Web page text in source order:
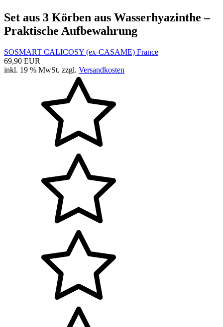
Set aus 3 Körben aus Wasserhyazinthe –
Praktische Aufbewahrung
SOSMART CALICOSY (ex-CASAME) France
69,90 EUR
inkl. 19 % MwSt. zzgl. Versandkosten